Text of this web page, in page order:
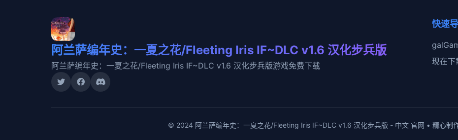
阿兰萨编年史：一夏之花/Fleeting Iris IF~DLC v1.6 汉化步兵版
阿兰萨编年史：一夏之花/Fleeting Iris IF~DLC v1.6 汉化步兵版游戏免费下载
快速
现在下
© 2024 阿兰萨编年史：一夏之花/Fleeting Iris IF~DLC v1.6 汉化步兵版 - 中文 官网 • 精心制